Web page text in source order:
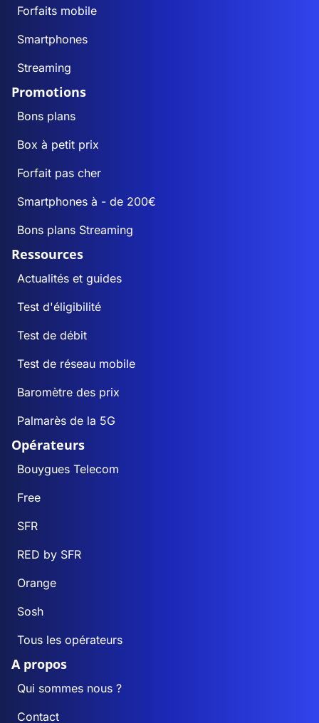
Forfaits mobile
Smartphones
Streaming
Promotions
Bons plans
Box à petit prix
Forfait pas cher
Smartphones à - de 200€
Bons plans Streaming
Ressources
Actualités et guides
Test d'éligibilité
Test de débit
Test de réseau mobile
Baromètre des prix
Palmarès de la 5G
Opérateurs
Bouygues Telecom
Free
SFR
RED by SFR
Orange
Sosh
Tous les opérateurs
A propos
Qui sommes nous ?
Contact